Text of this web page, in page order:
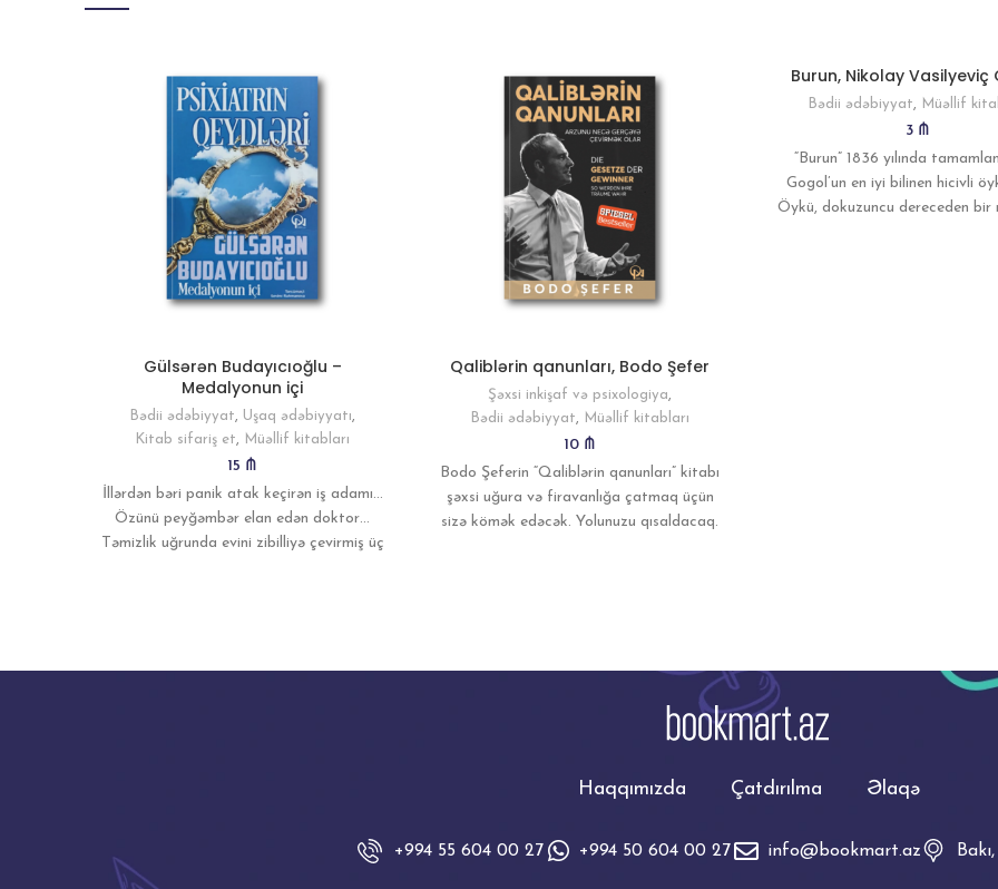
Gülsərən Budayıcıoğlu –
Medalyonun içi
Bədii ədəbiyyat Uşaq ədəbiyyatı
Kitab sifariş et
Müəllif kitabları
15 ₼
İllərdən bəri panik atak keçirən iş adamı…
Özünü peyğəmbər elan edən doktor…
Təmizlik uğrunda evini zibilliyə çevirmiş üç
Qaliblərin qanunları, Bodo Şefer
Şəxsi inkişaf və psixologiya
Bədii ədəbiyyat
Müəllif kitabları
10 ₼
Bodo Şeferin “Qaliblərin qanunları” kitabı
şəxsi uğura və firavanlığa çatmaq üçün
sizə kömək edəcək. Yolunuzu qısaldacaq.
Burun, Nikolay Vasilyeviç
Bədii ədəbiyyat Müəllif
3 ₼
“Burun” 1836 yılında
Gogol’un en iyi bilinen hicivli
Öykü, dokuzuncu dereceden bir
Haqqımızda Çatdırılma Əlaqə
+994 55 604 00 27 +994 50 604 00 27 info@bookmart.az